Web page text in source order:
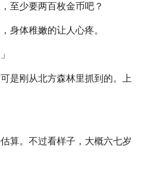
至少要两百枚金币吧？
身体稚嫩的让人心疼。
是刚从北方森林里抓到的。上
算。不过看样子，大概六七岁